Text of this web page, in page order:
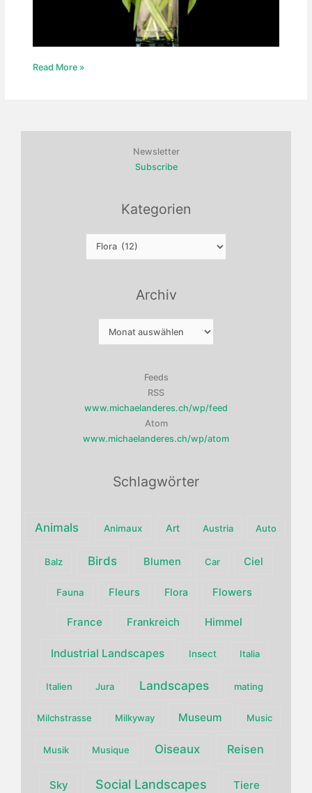
Untitled
Read More »
Newsletter
Subscribe
Kategorien
Kategorien
Archiv
Feeds
RSS
www.michaelanderes.ch/wp/feed
Atom
www.michaelanderes.ch/wp/atom
Schlagwörter
Animals Animaux Art Austria Auto
Balz Birds Blumen Car Ciel
Fauna Fleurs Flora Flowers
France Frankreich Himmel
Industrial Landscapes Insect Italia
Italien Jura Landscapes mating
Milchstrasse Milkyway Museum Music
Musik Musique Oiseaux Reisen
Sky Social Landscapes Tiere